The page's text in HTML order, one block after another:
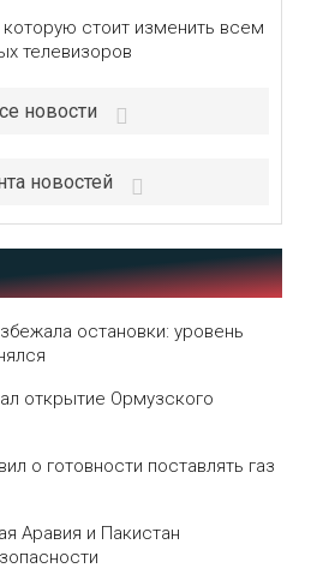
которую стоит изменить всем
телевизоров
новости
новостей
остановки: уровень
открытие Ормузского
о готовности поставлять газ
Аравия и Пакистан